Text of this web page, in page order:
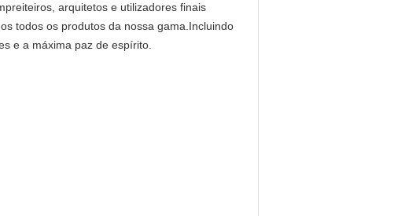
arquitetos e utilizadores finais
todos os produtos da nossa gama.Incluindo
e a máxima paz de espírito.